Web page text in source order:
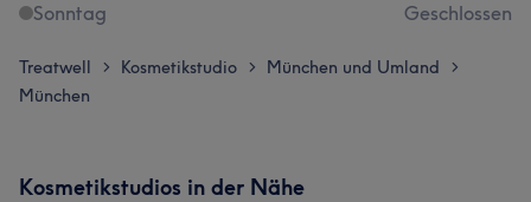
Sonntag
Geschlossen
Treatwell > Kosmetikstudio > München und Umland >
München
Kosmetikstudios in der Nähe